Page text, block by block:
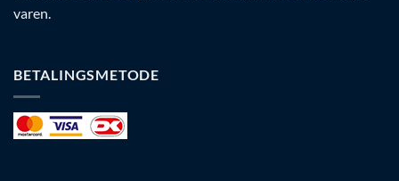
varen.
BETALINGSMETODE